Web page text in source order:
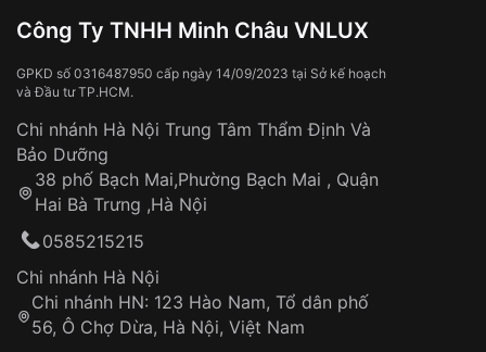
Thời gian vận chuyển trung bình: 3 – 5 ngày
làm việc
Áp dụng cho tất cả tỉnh thành trên toàn quốc
Thời gian tính từ khi xác nhận đơn hàng thành
công
Hotline: 0585 215 215
Từ khóa SEO:
Đồng hồ bị hư hỏng do:
Tai nạn hoặc tác động từ bên ngoài
Hao mòn tự nhiên theo thời gian:
Dây đeo
Sản phẩm đã bị:
Tự ý sửa chữa
thống VNLUX
Công Ty TNHH Minh Châu VNLUX
GPKD số 0316487950 cấp ngày 14/09/2023 tại Sở kế hoạch
và Đầu tư TP.HCM.
Chi nhánh Hà Nội Trung Tâm Thẩm Định Và
Bảo Dưỡng
38 phố Bạch Mai,Phường Bạch Mai , Quận
Hai Bà Trưng ,Hà Nội
0585215215
Chi nhánh Hà Nội
Chi nhánh HN: 123 Hào Nam, Tổ dân phố
56, Ô Chợ Dừa, Hà Nội, Việt Nam